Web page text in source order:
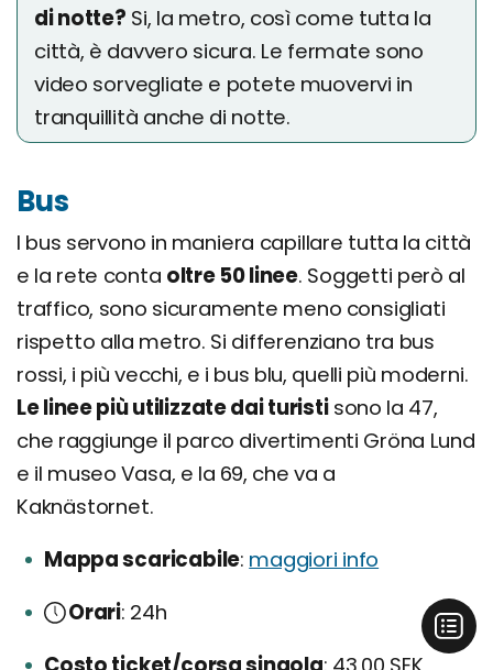
di notte? Si, la metro, così come tutta la
città, è davvero sicura. Le fermate sono
video sorvegliate e potete muovervi in
tranquillità anche di notte.
Bus
I bus servono in maniera capillare tutta la città
e la rete conta oltre 50 linee. Soggetti però al
traffico, sono sicuramente meno consigliati
rispetto alla metro. Si differenziano tra bus
rossi, i più vecchi, e i bus blu, quelli più moderni.
Le linee più utilizzate dai turistisono la 47,
che raggiunge il parco divertimenti Gröna Lund
e il museo Vasa, e la 69, che va a
Kaknästornet.
Mappa scaricabile maggiori info
Orari 24h